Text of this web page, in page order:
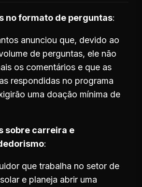
no formato de perguntas
anunciou que, devido ao
de perguntas, ele não
os comentários e que as
respondidas no programa
uma doação mínima de
sobre carreira e
que trabalha no setor de
e planeja abrir uma